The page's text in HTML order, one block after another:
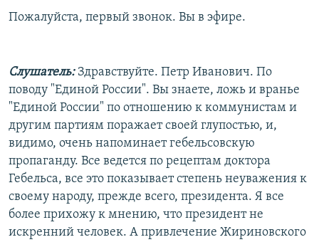
Пожалуйста, первый звонок. Вы в эфире.
Слушатель:Здравствуйте. Петр Иванович. По
поводу "Единой России". Вы знаете, ложь и вранье
"Единой России" по отношению к коммунистам и
другим партиям поражает своей глупостью, и,
видимо, очень напоминает гебельсовскую
пропаганду. Все ведется по рецептам доктора
Гебельса, все это показывает степень неуважения к
своему народу, прежде всего, президента. Я все
более прихожу к мнению, что президент не
искренний человек. А привлечение Жириновского